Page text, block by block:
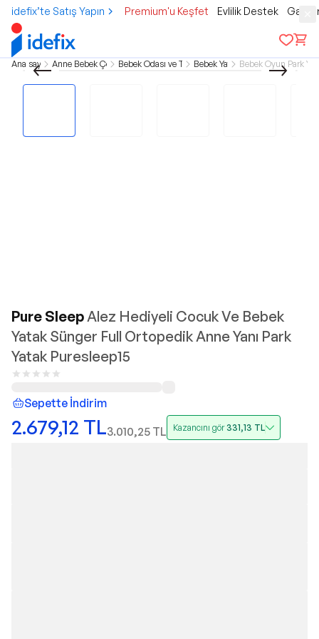
idefix’te Satış Yapın Premium'u Keşfet Evlilik Destek
Ana sayfa Anne Bebek ÇocukBebek Odası ve TekstilBebek Yatak Bebek Oyun Park
Pure SleepAlez Hediyeli Cocuk Ve Bebek
Yatak Sünger Full Ortopedik Anne Yanı Park
Yatak Puresleep15
Sepette İndirim
2.679,12 TL3.010,25 TL Kazancını gör331,13 TL